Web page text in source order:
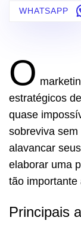
WHATSAPP
O
estratégicos
quase
sobreviva
alavancar
elaborar uma
tão importante
Principais